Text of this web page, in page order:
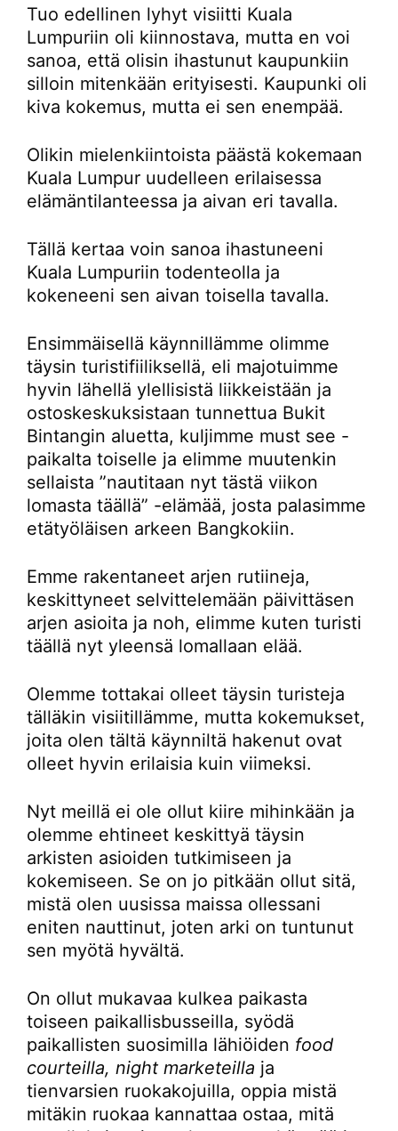
Tuo edellinen lyhyt visiitti Kuala
Lumpuriin oli kiinnostava, mutta en voi
sanoa, että olisin ihastunut kaupunkiin
silloin mitenkään erityisesti. Kaupunki oli
kiva kokemus, mutta ei sen enempää.
Olikin mielenkiintoista päästä kokemaan
Kuala Lumpur uudelleen erilaisessa
elämäntilanteessa ja aivan eri tavalla.
Tällä kertaa voin sanoa ihastuneeni
Kuala Lumpuriin todenteolla ja
kokeneeni sen aivan toisella tavalla.
Ensimmäisellä käynnillämme olimme
täysin turistifiiliksellä, eli majotuimme
hyvin lähellä ylellisistä liikkeistään ja
ostoskeskuksistaan tunnettua Bukit
Bintangin aluetta, kuljimme must see -
paikalta toiselle ja elimme muutenkin
sellaista ”nautitaan nyt tästä viikon
lomasta täällä” -elämää, josta palasimme
etätyöläisen arkeen Bangkokiin.
Emme rakentaneet arjen rutiineja,
keskittyneet selvittelemään päivittäsen
arjen asioita ja noh, elimme kuten turisti
täällä nyt yleensä lomallaan elää.
Olemme tottakai olleet täysin turisteja
tälläkin visiitillämme, mutta kokemukset,
joita olen tältä käynniltä hakenut ovat
olleet hyvin erilaisia kuin viimeksi.
Nyt meillä ei ole ollut kiire mihinkään ja
olemme ehtineet keskittyä täysin
arkisten asioiden tutkimiseen ja
kokemiseen. Se on jo pitkään ollut sitä,
mistä olen uusissa maissa ollessani
eniten nauttinut, joten arki on tuntunut
sen myötä hyvältä.
On ollut mukavaa kulkea paikasta
toiseen paikallisbusseilla, syödä
paikallisten suosimilla lähiöiden food
courteilla, night marketeilla ja
tienvarsien ruokakojuilla, oppia mistä
mitäkin ruokaa kannattaa ostaa, mitä